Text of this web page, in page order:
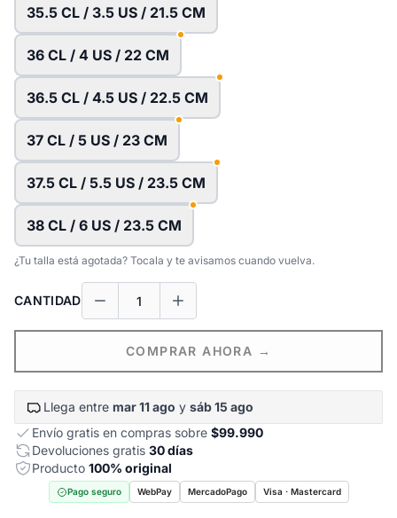
35.5 CL / 3.5 US / 21.5 CM
36 CL / 4 US / 22 CM
36.5 CL / 4.5 US / 22.5 CM
37 CL / 5 US / 23 CM
37.5 CL / 5.5 US / 23.5 CM
38 CL / 6 US / 23.5 CM
¿Tu talla está agotada? Tocala y te avisamos cuando vuelva.
CANTIDAD
COMPRAR AHORA →
Llega entre mar 11 ago y sáb 15 ago
Envío gratis en compras sobre $99.990
Devoluciones gratis 30 días
Producto 100% original
Pago seguro WebPay MercadoPago Visa · Mastercard